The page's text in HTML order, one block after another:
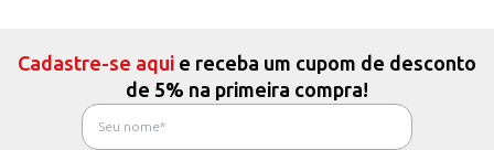
Cadastre-se aqui e receba um cupom de desconto
de 5% na primeira compra!